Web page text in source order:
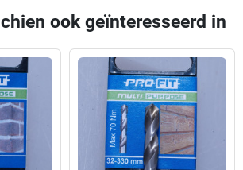
ook geïnteresseerd in